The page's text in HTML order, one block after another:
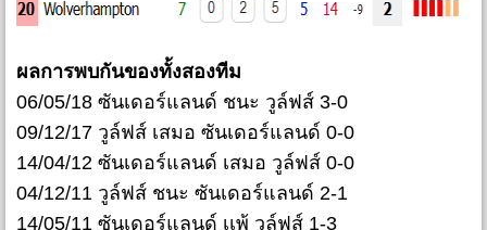
ผลการพบกันของทั้งสองทีม
06/05/18 ซันเดอร์แลนด์ ชนะ วูล์ฟส์ 3-0
09/12/17 วูล์ฟส์ เสมอ ซันเดอร์แลนด์ 0-0
14/04/12 ซันเดอร์แลนด์ เสมอ วูล์ฟส์ 0-0
04/12/11 วูล์ฟส์ ชนะ ซันเดอร์แลนด์ 2-1
14/05/11 ซันเดอร์แลนด์ เเพ้ วูล์ฟส์ 1-3